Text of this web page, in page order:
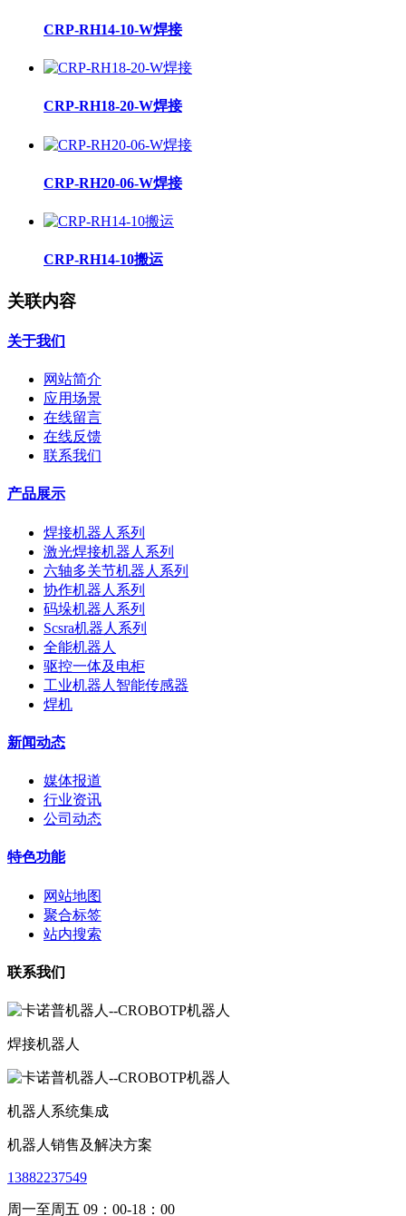
CRP-RH14-10-W焊接
CRP-RH18-20-W焊接
CRP-RH20-06-W焊接
CRP-RH14-10搬运
关联内容
关于我们
网站简介
应用场景
在线留言
在线反馈
联系我们
产品展示
焊接机器人系列
激光焊接机器人系列
六轴多关节机器人系列
协作机器人系列
码垛机器人系列
Scsra机器人系列
全能机器人
驱控一体及电柜
工业机器人智能传感器
焊机
新闻动态
媒体报道
行业资讯
公司动态
特色功能
网站地图
聚合标签
站内搜索
联系我们
焊接机器人
机器人系统集成
机器人销售及解决方案
13882237549
周一至周五 09：00-18：00